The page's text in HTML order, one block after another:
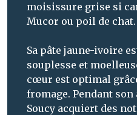
moisissure grise si
Mucor ou poil de chat.
Sa pâte jaune-ivoire
souplesse et
cœur est optimal
fromage. Pendant son
Soucy acquiert des